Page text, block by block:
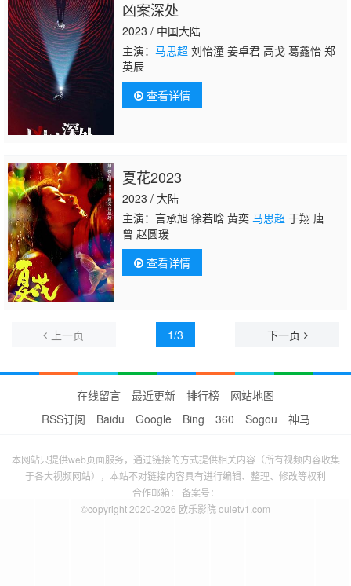
凶案深处
2023 / 中国大陆
主演： 马思超 刘怡潼 姜卓君 高戈 葛鑫怡 郑
英辰
查看详情
夏花2023
2023 / 大陆
主演：言承旭 徐若晗 黄奕 马思超 于翔 唐
曾 赵圆瑗
查看详情
上一页 1/3 下一页
在线留言 最近更新 排行榜
网站地图
RSS订阅
Baidu Google Bing 360 Sogou 神马
本网站只提供web页面服务，通过链接的方式提供相关内容（所有视频内容收集
于各大视频网站），本站不对链接内容具有进行编辑、整理、修改等权利
合作邮箱： 备案号：
©copyright 2020-2026 欧乐影院 ouletv1.com